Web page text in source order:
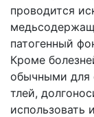
проводится
патогенный
Кроме
обычными для
тлей,
использовать